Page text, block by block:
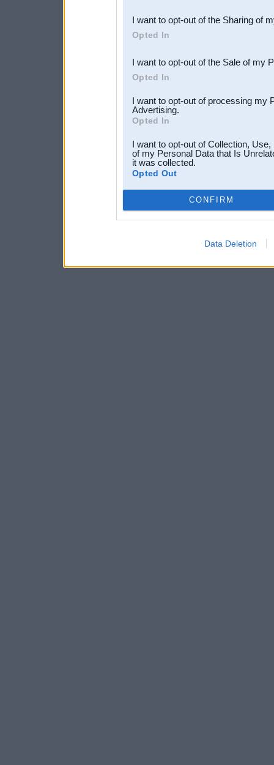
Downstream Participants
third parties.
I want to opt-out of the Sharing of
Opted In
I want to opt-out of the Sale of my
Opted In
I want to opt-out of processing my
Advertising.
Opted In
I want to opt-out of Collection,
of my Personal Data that Is
it was collected.
Opted Out
CONFIRM
Data Deletion